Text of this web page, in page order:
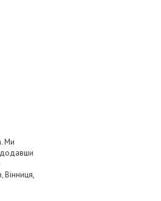
Ми
додавши
Вінниця,